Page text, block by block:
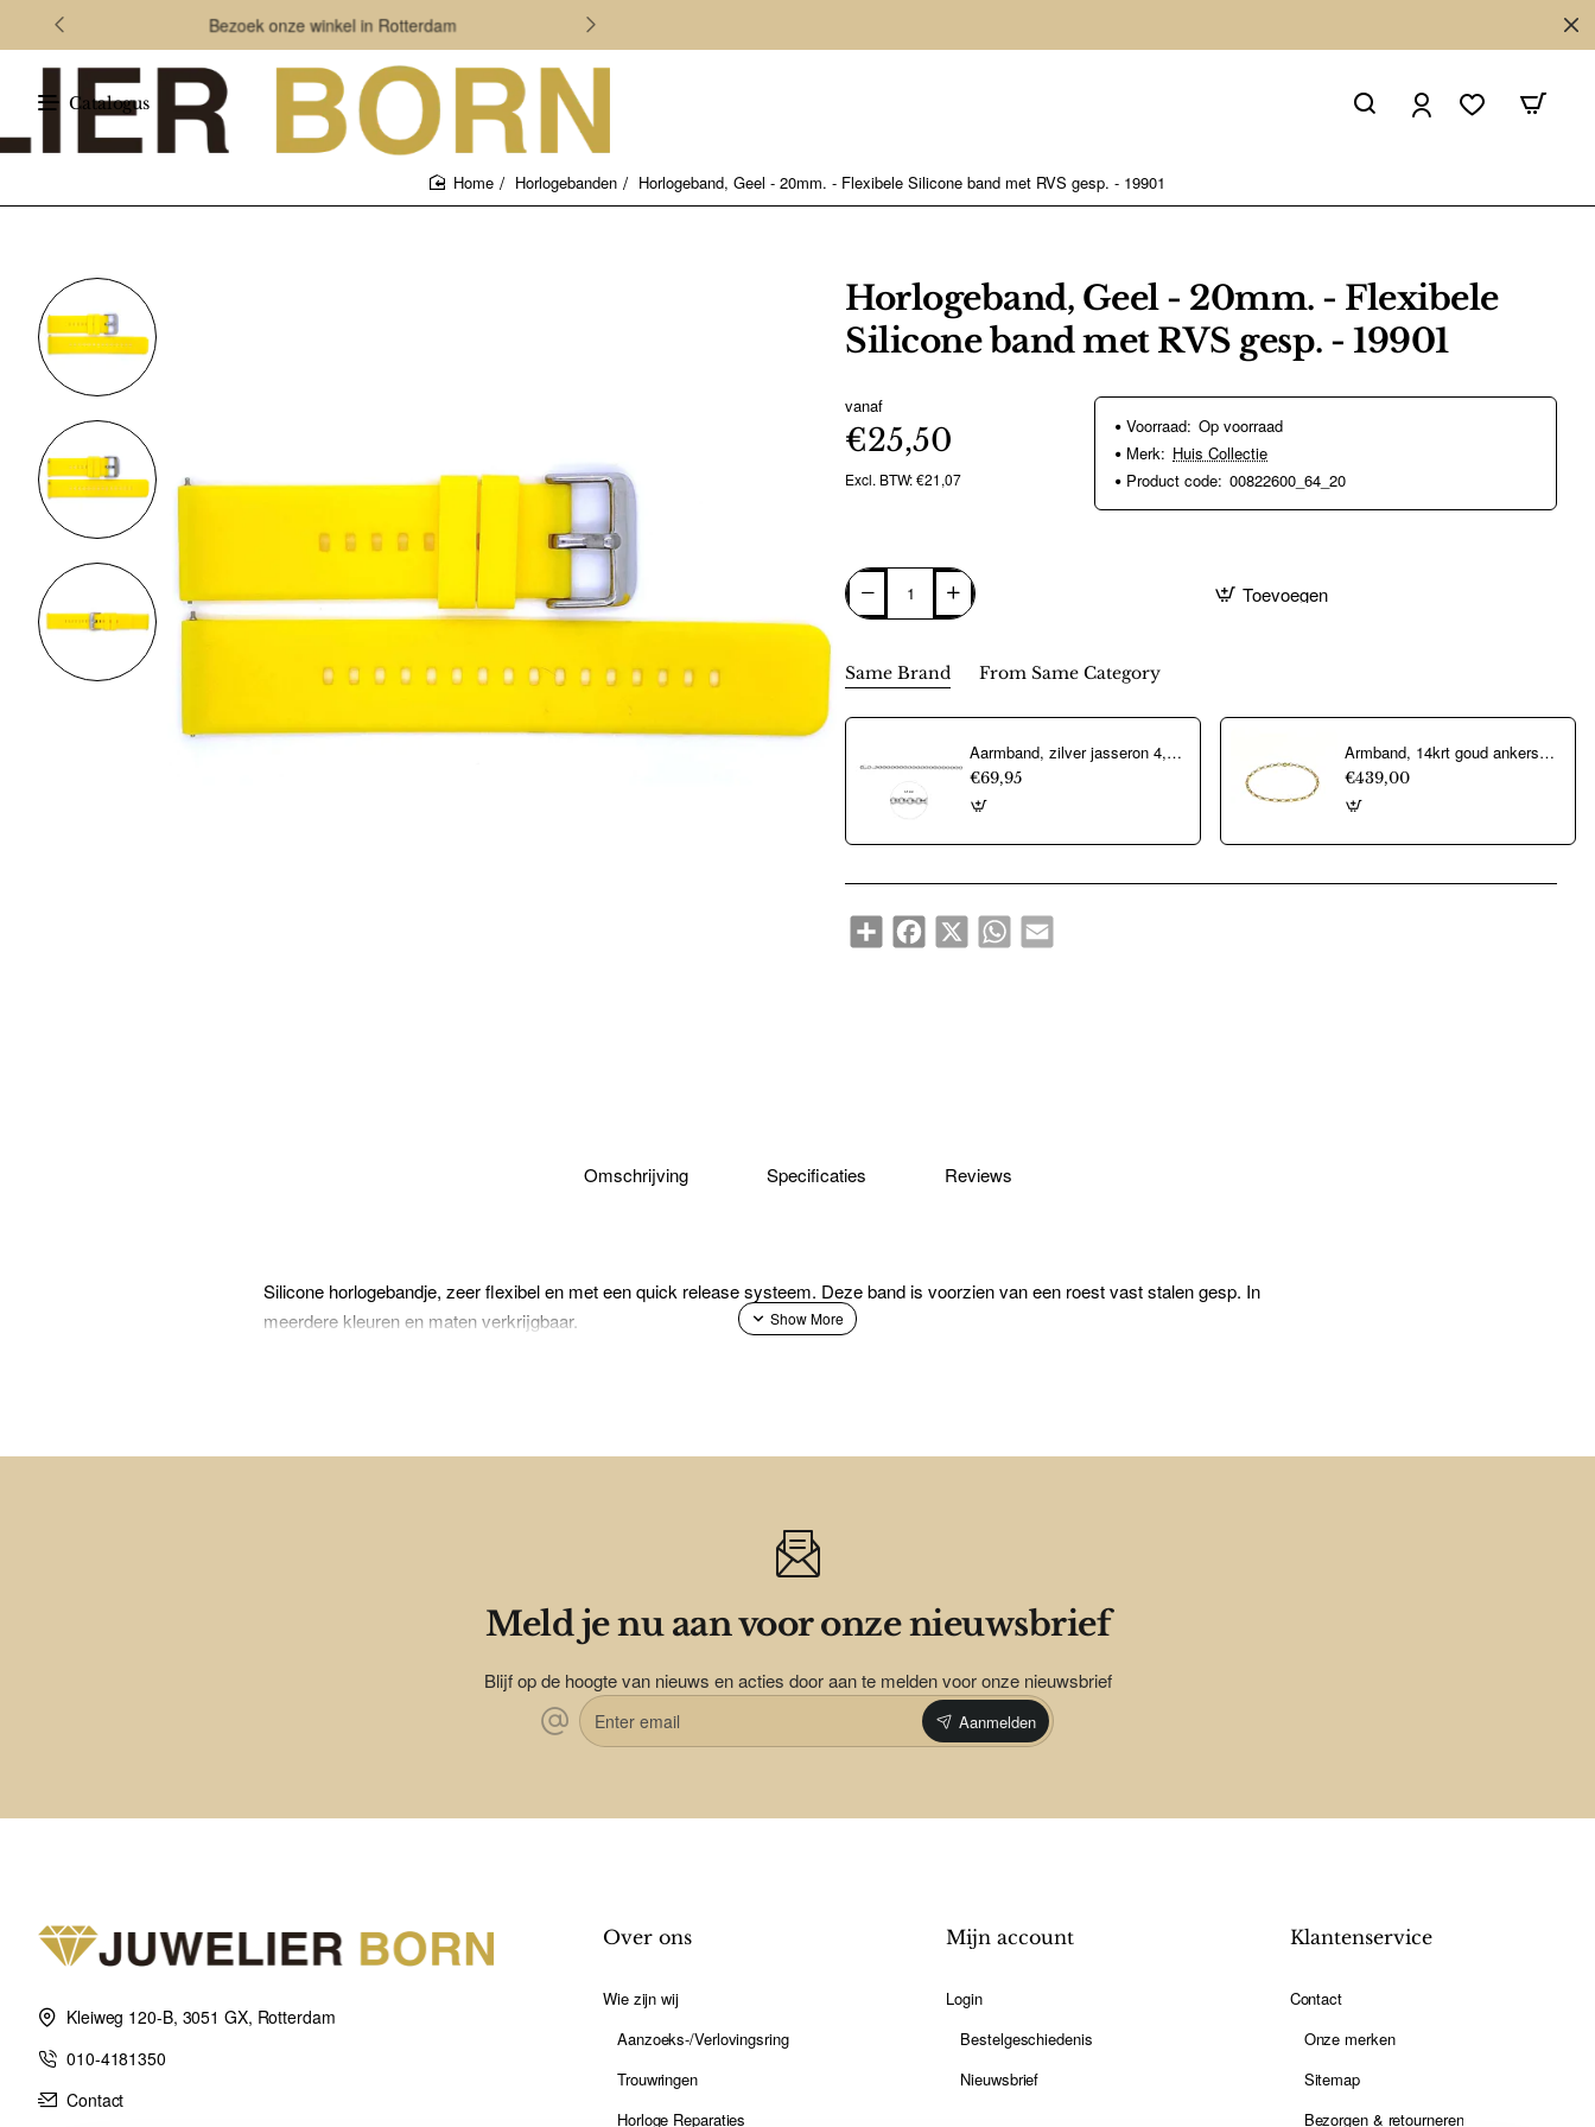
Bezoek onze winkel in Rotterdam
Catalogus
Horlogebanden Horlogeband, Geel - 20mm. - Flexibele Silicone band met RVS gesp. - 19901
Horlogeband, Geel - 20mm. - Flexibele
Silicone band met RVS gesp. - 19901
vanaf
€25,50
Excl. BTW: €21,07
Voorraad: Op voorraad
Merk: Huis Collectie
Product code: 00822600_64_20
Toevoegen
Same Brand From Same Category
Aarmband, zilver jasseron 4,5mm. (lengte 18cm.) - 10274
€69,95
Armband, 14krt goud ankerschakel (lengte: 18,5cm.) - 22326
€439,00
ShareFacebook
X WhatsAppEmail
Omschrijving Specificaties Reviews
Silicone horlogebandje, zeer flexibel en met een quick release systeem. Deze band is voorzien van een roest vast stalen gesp. In
meerdere kleuren en maten verkrijgbaar.
Meld je nu aan voor onze nieuwsbrief
Blijf op de hoogte van nieuws en acties door aan te melden voor onze nieuwsbrief
Enter
email
Aanmelden
Kleiweg 120-B, 3051 GX, Rotterdam
010-4181350
Contact
Over ons
Wie zijn wij
Aanzoeks-/Verlovingsring
Trouwringen
Horloge Reparaties
Mijn account
Login
Bestelgeschiedenis
Nieuwsbrief
Klantenservice
Contact
Onze merken
Sitemap
Bezorgen & retourneren